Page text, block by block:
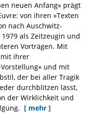
neuen Anfang« prägt
von ihren »Texten
nach Auschwitz-
als Zeitzeugin und
Vorträgen. Mit
mit ihrer
und mit
der bei aller Tragik
durchblitzen lässt,
der Wirklichkeit und
[ mehr ]